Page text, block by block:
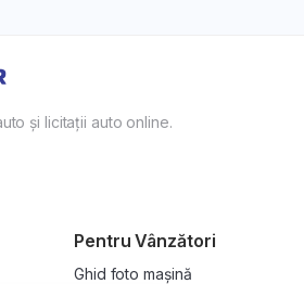
și licitații auto online.
Pentru Vânzători
Ghid foto mașină